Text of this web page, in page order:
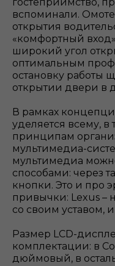
вспоминали.
открытия
«комфортный
широкий угол
оптимальным
остановку работы
открытии двери в
В рамках
уделяется всему,
принципам
мультимедиа-
мультимедиа
способами: через
кнопки. Это и про
привычки: Lexus –
со своим уставом,
Размер LCD-
комплектации: в
дюймовый, в